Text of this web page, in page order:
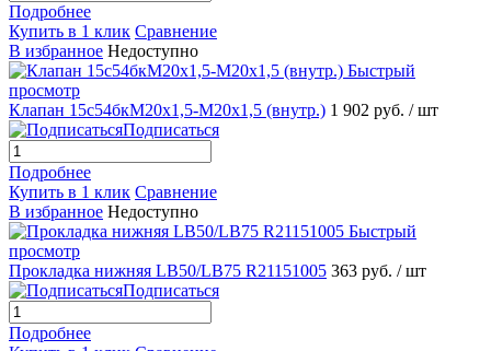
Подробнее
Купить в 1 клик Сравнение
В избранное Недоступно
Быстрый
просмотр
Клапан 15с54бкМ20х1,5-М20х1,5 (внутр.) 1 902 руб. / шт
Подписаться
Подробнее
Купить в 1 клик Сравнение
В избранное Недоступно
Быстрый
просмотр
Прокладка нижняя LB50/LB75 R21151005 363 руб. / шт
Подписаться
Подробнее